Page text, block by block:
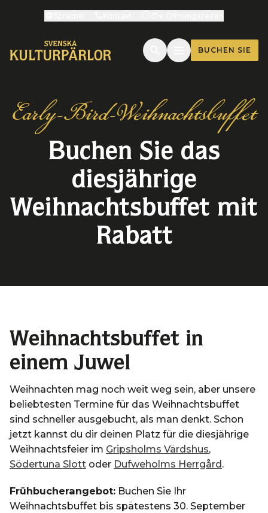
BUCHEN SIE
Early-Bird-Weihnachtsbuffet
Buchen Sie das
diesjährige
Weihnachtsbuffet mit
Rabatt
Weihnachtsbuffet in
einem Juwel
Weihnachten mag noch weit weg sein, aber unsere
beliebtesten Termine für das Weihnachtsbuffet
sind schneller ausgebucht, als man denkt. Schon
jetzt kannst du dir deinen Platz für die diesjährige
Weihnachtsfeier im Gripsholms Värdshus,
Södertuna Slott oder Dufweholms Herrgård .
Frühbucherangebot: Buchen Sie Ihr
Weihnachtsbuffet bis spätestens 30. September